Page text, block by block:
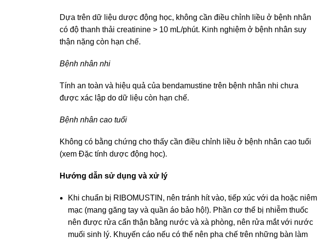
Dựa trên dữ liệu dược động học, không cần điều chỉnh liều ở bệnh nhân
có độ thanh thải creatinine > 10 mL/phút. Kinh nghiệm ở bệnh nhân suy
thận nặng còn hạn chế.
Bệnh nhân nhi
Tính an toàn và hiệu quả của bendamustine trên bệnh nhân nhi chưa
được xác lập do dữ liệu còn hạn chế.
Bệnh nhân cao tuổi
Không có bằng chứng cho thấy cần điều chỉnh liều ở bệnh nhân cao tuổi
(xem Đặc tính dược động học).
Hướng dẫn sử dụng và xử lý
Khi chuẩn bị RIBOMUSTIN, nên tránh hít vào, tiếp xúc với da hoặc niêm
mạc (mang găng tay và quần áo bảo hộ!). Phần cơ thể bị nhiễm thuốc
nên được rửa cẩn thận bằng nước và xà phòng, nên rửa mắt với nước
muối sinh lý. Khuyến cáo nếu có thể nên pha chế trên những bàn làm